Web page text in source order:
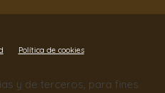
Política de cookies
y de terceros, para fines